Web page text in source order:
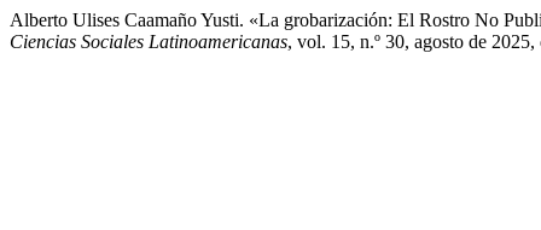
Alberto Ulises Caamaño Yusti. «La grobarización: El Rostro No
Ciencias Sociales Latinoamericanas, vol. 15, n.º 30, agosto de